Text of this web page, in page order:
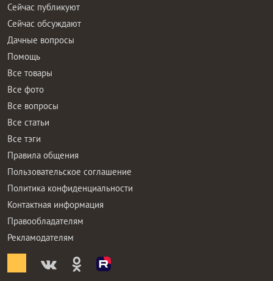
Сейчас публикуют
Сейчас обсуждают
Дачные вопросы
Помощь
Все товары
Все фото
Все вопросы
Все статьи
Все тэги
Правила общения
Пользовательское соглашение
Политика конфиденциальности
Контактная информация
Правообладателям
Рекламодателям